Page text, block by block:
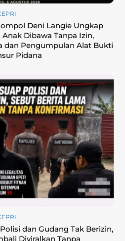
Deni Langie Ungkap
Dibawa Tanpa Izin,
dan Pengumpulan Alat Bukti
Pidana
dan Gudang Tak Berizin,
Diviralkan Tanpa